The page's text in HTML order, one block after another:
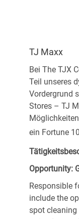
TJ Maxx
Bei The TJX
Teil unseres
Vordergrund
Stores – TJ
ein Fortune
Opportunity:
Responsible
include the
spot cleaning